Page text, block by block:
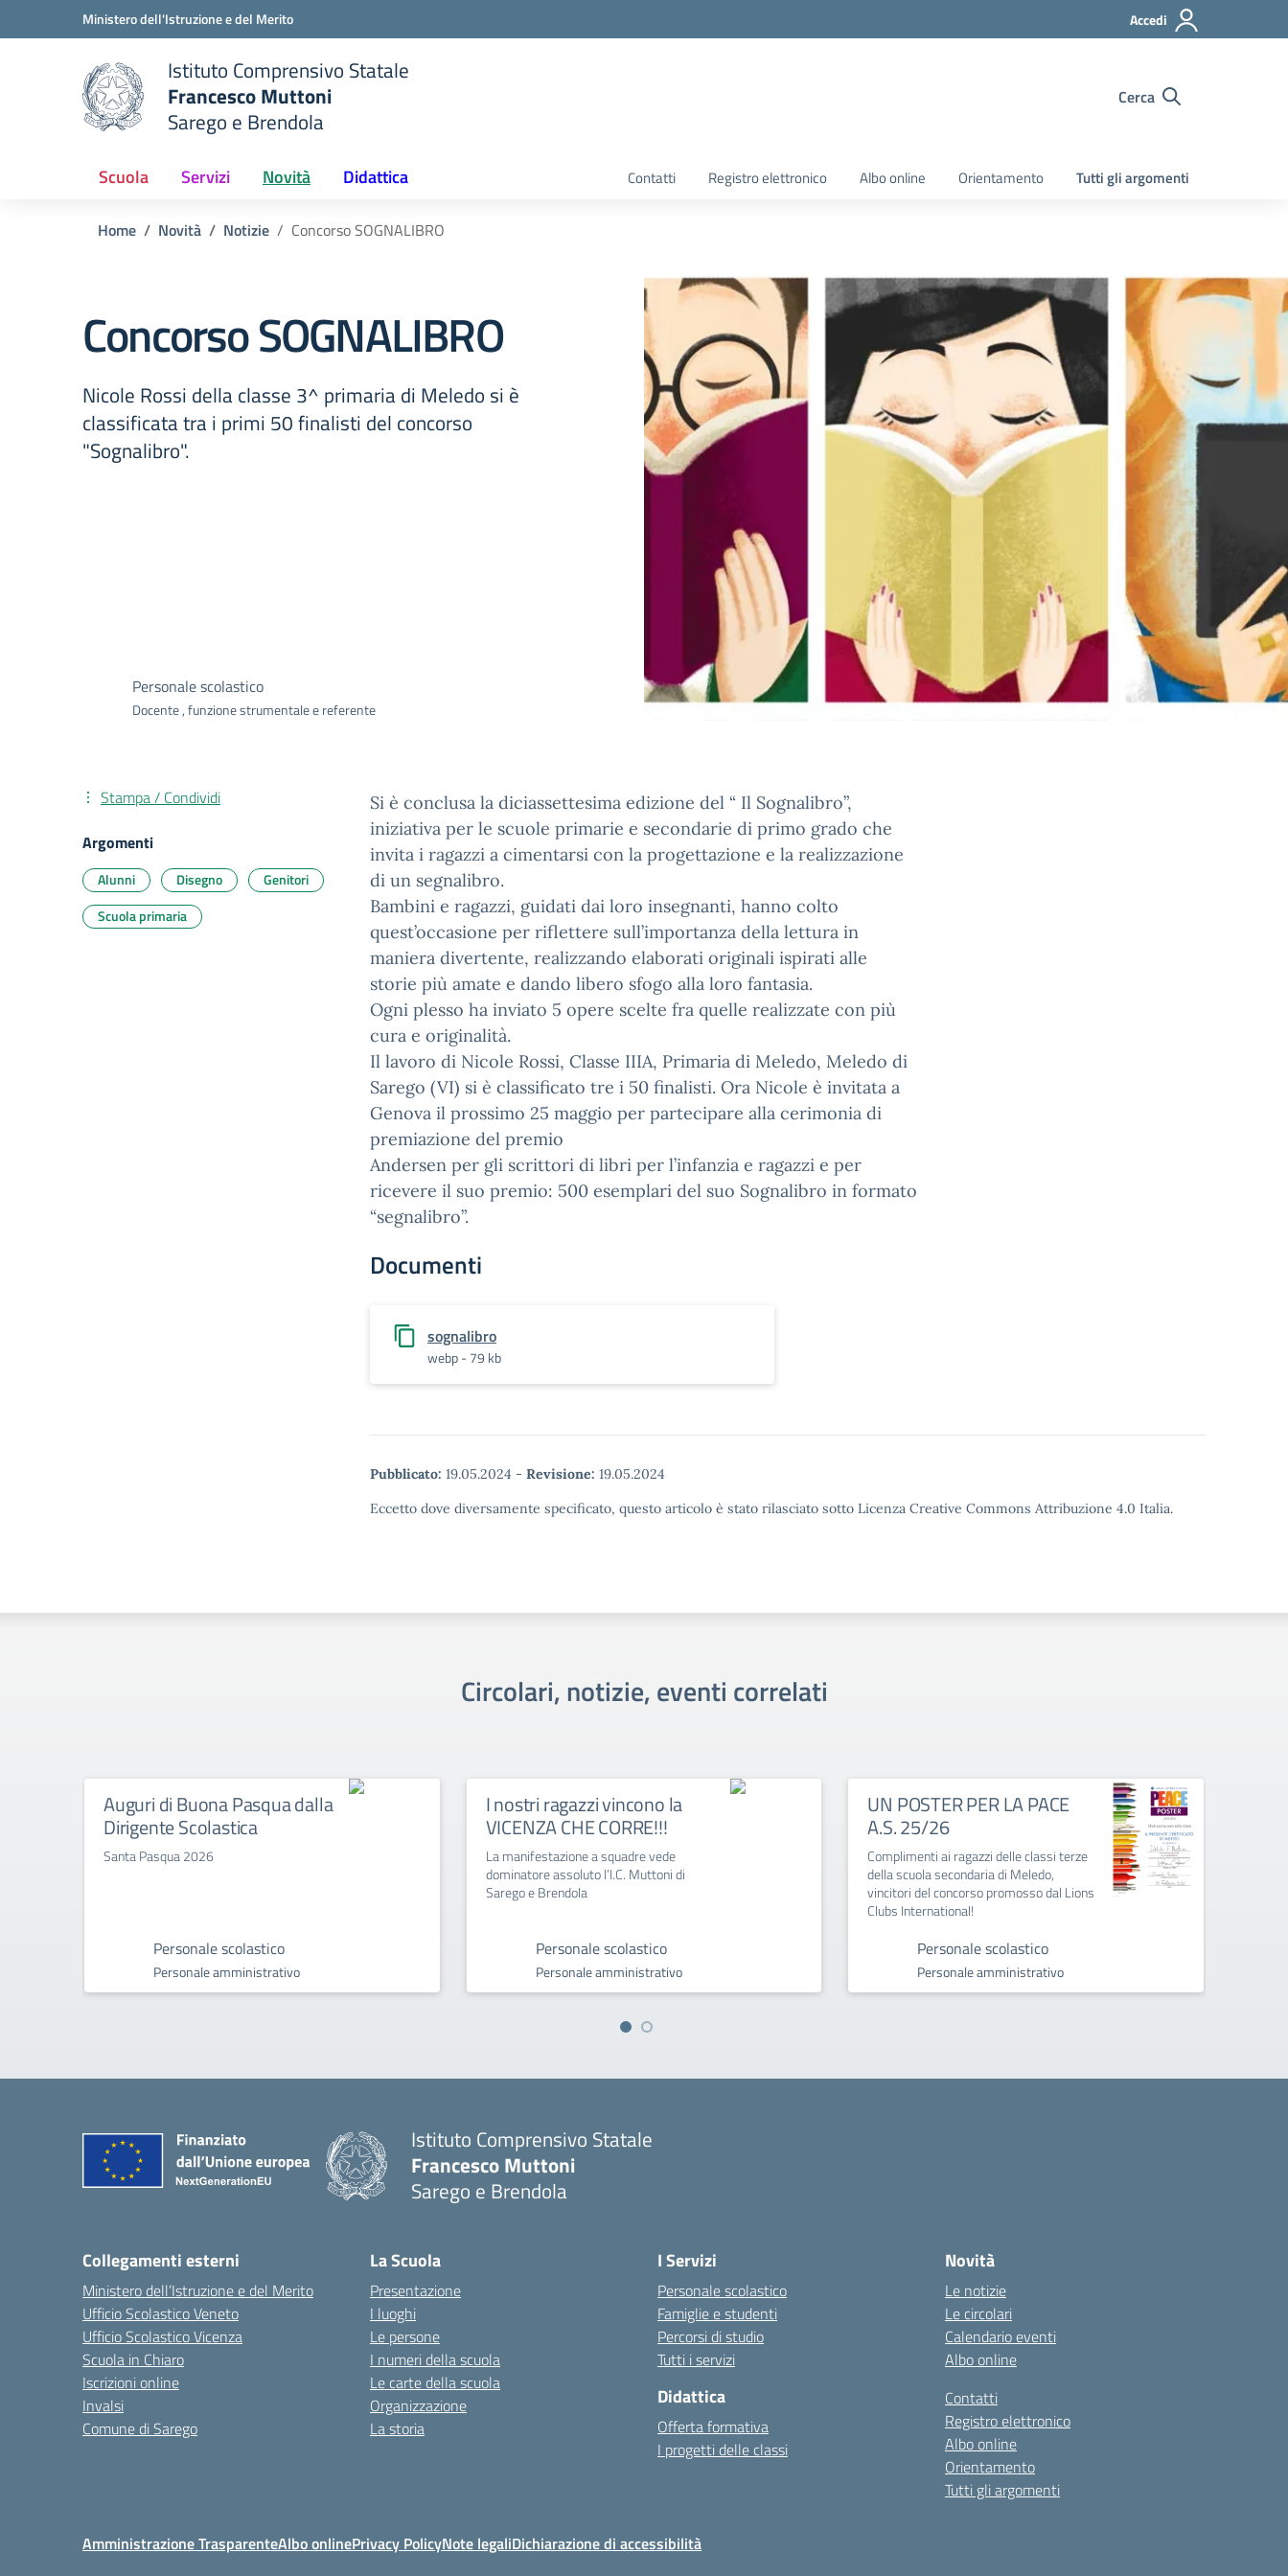
Vai ai contenuti
Vai al menu di navigazioneMinistero dell'Istruzione e del Merito Accedi
scuola
Istituto Comprensivo Statale
Francesco Muttoni
Sarego e Brendola
Cerca
Scuola Servizi Novità Didattica Contatti Registro elettronico Albo online Orientamento Tutti gli argomenti
Home Novità Notizie Concorso SOGNALIBRO
Concorso SOGNALIBRO
Nicole Rossi della classe 3^ primaria di Meledo si è
classificata tra i primi 50 finalisti del concorso
"Sognalibro".
Personale scolastico
Docente , funzione strumentale e referente
Si è conclusa la diciassettesima edizione del “ Il Sognalibro”,
iniziativa per le scuole primarie e secondarie di primo grado che
invita i ragazzi a cimentarsi con la progettazione e la realizzazione
di un segnalibro.
Bambini e ragazzi, guidati dai loro insegnanti, hanno colto
quest’occasione per riflettere sull’importanza della lettura in
maniera divertente, realizzando elaborati originali ispirati alle
storie più amate e dando libero sfogo alla loro fantasia.
Ogni plesso ha inviato 5 opere scelte fra quelle realizzate con più
cura e originalità.
Il lavoro di Nicole Rossi, Classe IIIA, Primaria di Meledo, Meledo di
Sarego (VI) si è classificato tre i 50 finalisti. Ora Nicole è invitata a
Genova il prossimo 25 maggio per partecipare alla cerimonia di
premiazione del premio
Andersen per gli scrittori di libri per l’infanzia e ragazzi e per
ricevere il suo premio: 500 esemplari del suo Sognalibro in formato
“segnalibro”.
Documenti
sognalibro
webp - 79 kb
Pubblicato: 19.05.2024 - Revisione: 19.05.2024
Eccetto dove diversamente specificato, questo articolo è stato rilasciato sotto Licenza Creative Commons Attribuzione 4.0 Italia.
Stampa / Condividi
Argomenti
Alunni Disegno
Genitori
Scuola primaria
Circolari, notizie, eventi correlati
Auguri di Buona Pasqua dalla
Dirigente Scolastica
Santa Pasqua 2026
Personale scolastico
Personale amministrativo
I nostri ragazzi vincono la
VICENZA CHE CORRE!!!
La manifestazione a squadre vede
dominatore assoluto l’I.C. Muttoni di
Sarego e Brendola
Personale scolastico
Personale amministrativo
UN POSTER PER LA PACE
A.S. 25/26
Complimenti ai ragazzi delle classi terze
della scuola secondaria di Meledo,
vincitori del concorso promosso dal Lions
Clubs International!
Personale scolastico
Personale amministrativo
Istituto Comprensivo Statale
Francesco Muttoni
Sarego e Brendola
Collegamenti esterni
Ministero dell’Istruzione e del Merito
Ufficio Scolastico Veneto
Ufficio Scolastico Vicenza
Scuola in Chiaro
Iscrizioni online
Invalsi
Comune di Sarego
La Scuola
Presentazione
I luoghi
Le persone
I numeri della scuola
Le carte della scuola
Organizzazione
La storia
I Servizi
Personale scolastico
Famiglie e studenti
Percorsi di studio
Tutti i servizi
Didattica
Offerta formativa
I progetti delle classi
Novità
Le notizie
Le circolari
Calendario eventi
Albo online
Contatti
Registro elettronico
Albo online
Orientamento
Tutti gli argomenti
Amministrazione TrasparenteAlbo onlinePrivacy PolicyNote legaliDichiarazione di accessibilità